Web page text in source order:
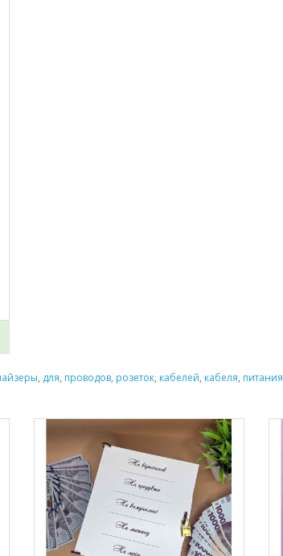
, для, проводов, розеток, кабелей, кабеля, питания